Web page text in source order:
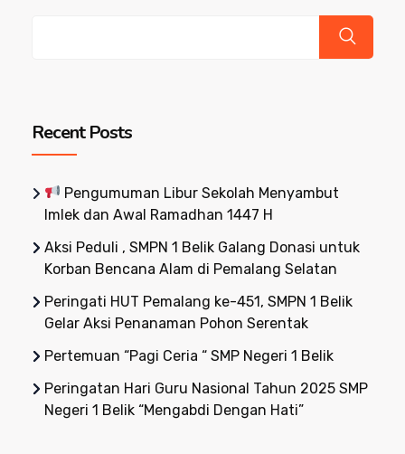
Recent Posts
Pengumuman Libur Sekolah Menyambut
Imlek dan Awal Ramadhan 1447 H
Aksi Peduli , SMPN 1 Belik Galang Donasi untuk
Korban Bencana Alam di Pemalang Selatan
Peringati HUT Pemalang ke-451, SMPN 1 Belik
Gelar Aksi Penanaman Pohon Serentak
Pertemuan “Pagi Ceria “ SMP Negeri 1 Belik
Peringatan Hari Guru Nasional Tahun 2025 SMP
Negeri 1 Belik “Mengabdi Dengan Hati”